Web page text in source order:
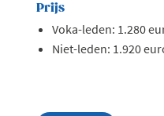
Prijs
Voka-leden: 1.280
Niet-leden: 1.920